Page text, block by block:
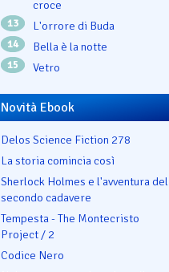
croce
13 L'orrore di Buda
14 Bella è la notte
15 Vetro
Novità Ebook
Delos Science Fiction 278
La storia comincia così
Sherlock Holmes e l'avventura del
secondo cadavere
Tempesta - The Montecristo
Project / 2
Codice Nero